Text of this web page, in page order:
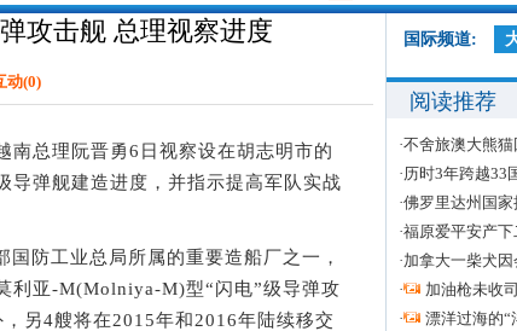
攻击舰 总理视察进度
动(0)
南总理阮晋勇6日视察设在胡志明市的
导弹舰建造进度，并指示提高军队实战
防工业总局所属的重要造船厂之一，
利亚-M(Molniya-M)型“闪电”级导弹攻
另4艘将在2015年和2016年陆续移交
国际频道:
阅读推荐
·不舍旅澳大熊
·历时3年跨越33
·佛罗里达州国
·福原爱平安产
·加拿大一柴犬
·
加油枪未收
·
漂洋过海的“